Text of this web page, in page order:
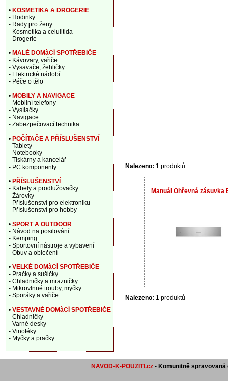
Nalezeno: 1 produktů
Manuál Ohřevná zásuvka
Nalezeno: 1 produktů
• KOSMETIKA A DROGERIE
- Hodinky
- Rady pro ženy
- Kosmetika a celulitida
- Drogerie
• MALÉ DOMàCÍ SPOTŘEBIČE
- Kávovary, vařiče
- Vysavače, žehličky
- Elektrické nádobí
- Péče o tělo
• MOBILY A NAVIGACE
- Mobilní telefony
- Vysílačky
- Navigace
- Zabezpečovací technika
• POČÍTAČE A PŘÍSLUŠENSTVÍ
- Tablety
- Notebooky
- Tiskárny a kancelář
- PC komponenty
• PŘÍSLUŠENSTVÍ
- Kabely a prodlužovačky
- Žárovky
- Příslušenství pro elektroniku
- Příslušenství pro hobby
• SPORT A OUTDOOR
- Návod na posilování
- Kemping
- Sportovní nástroje a vybavení
- Obuv a oblečení
• VELKÉ DOMàCÍ SPOTŘEBIČE
- Pračky a sušičky
- Chladničky a mrazničky
- Mikrovlnné trouby, myčky
- Sporáky a vařiče
• VESTAVNÉ DOMàCÍ SPOTŘEBIČE
- Chladničky
- Varné desky
- Vinotéky
- Myčky a pračky
NAVOD-K-POUZITI.cz - Komunitně